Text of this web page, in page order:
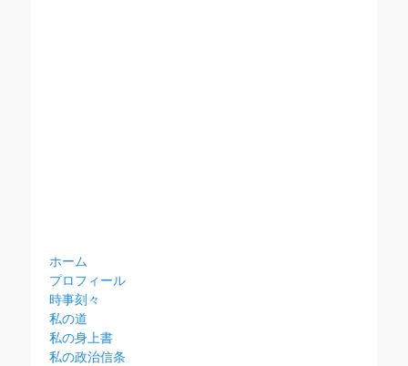
ホーム
プロフィール
時事刻々
私の道
私の身上書
私の政治信条